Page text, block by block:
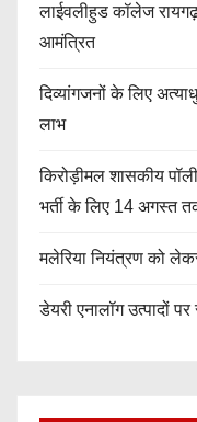
लाईवलीहुड कॉलेज
आमंत्रित
दिव्यांगजनों के लिए
लाभ
किरोड़ीमल शासकीय
भर्ती के लिए 14 अगस्त
मलेरिया नियंत्रण को
डेयरी एनालॉग उत्पादों पर